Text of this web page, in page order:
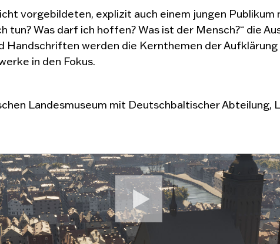
vorgebildeten, explizit auch einem jungen
tun? Was darf ich hoffen? Was ist der Mensch?“ die
werden die Kernthemen der
in den Fokus.
Landesmuseum mit Deutschbaltischer Abteilung,